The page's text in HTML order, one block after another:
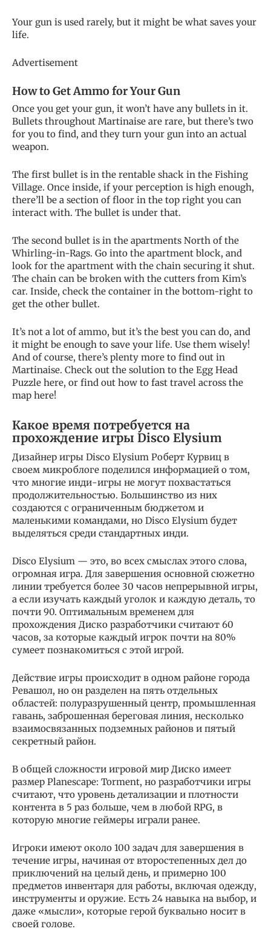
Your gun is used rarely, but it might be what saves your
life.
Advertisement
How to Get Ammo for Your Gun
Once you get your gun, it won’t have any bullets in it.
Bullets throughout Martinaise are rare, but there’s two
for you to find, and they turn your gun into an actual
weapon.
The first bullet is in the rentable shack in the Fishing
Village. Once inside, if your perception is high enough,
there’ll be a section of floor in the top right you can
interact with. The bullet is under that.
The second bullet is in the apartments North of the
Whirling-in-Rags. Go into the apartment block, and
look for the apartment with the chain securing it shut.
The chain can be broken with the cutters from Kim’s
car. Inside, check the container in the bottom-right to
get the other bullet.
It’s not a lot of ammo, but it’s the best you can do, and
it might be enough to save your life. Use them wisely!
And of course, there’s plenty more to find out in
Martinaise. Check out the solution to the Egg Head
Puzzle here, or find out how to fast travel across the
map here!
Какое время потребуется на
прохождение игры Disco Elysium
Дизайнер игры Disco Elysium Роберт Курвиц в
своем микроблоге поделился информацией о том,
что многие инди-игры не могут похвастаться
продолжительностью. Большинство из них
создаются с ограниченным бюджетом и
маленькими командами, но Disco Elysium будет
выделяться среди стандартных инди.
Disco Elysium — это, во всех смыслах этого слова,
огромная игра. Для завершения основной сюжетно
линии требуется более 30 часов непрерывной игры,
а если изучать каждый уголок и каждую деталь, то
почти 90. Оптимальным временем для
прохождения Диско разработчики считают 60
часов, за которые каждый игрок почти на 80%
сумеет познакомиться с этой игрой.
Действие игры происходит в одном районе города
Ревашол, но он разделен на пять отдельных
областей: полуразрушенный центр, промышленная
гавань, заброшенная береговая линия, несколько
взаимосвязанных подземных районов и пятый
секретный район.
В общей сложности игровой мир Диско имеет
размер Planescape: Torment, но разработчики игры
считают, что уровень детализации и плотности
контента в 5 раз больше, чем в любой RPG, в
которую многие геймеры играли ранее.
Игроки имеют около 100 задач для завершения в
течение игры, начиная от второстепенных дел до
приключений на целый день, и примерно 100
предметов инвентаря для работы, включая одежду,
инструменты и оружие. Есть 24 навыка на выбор, и
даже «мысли», которые герой буквально носит в
своей голове.